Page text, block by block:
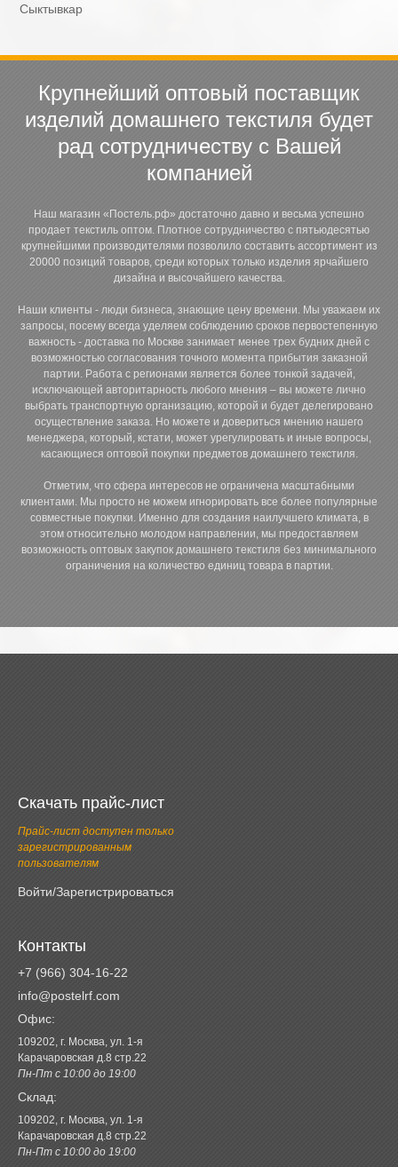
Сыктывкар
Крупнейший оптовый поставщик
изделий домашнего текстиля будет
рад сотрудничеству с Вашей
компанией
Наш магазин «Постель.рф» достаточно давно и весьма успешно
продает текстиль оптом. Плотное сотрудничество с пятьюдесятью
крупнейшими производителями позволило составить ассортимент из
20000 позиций товаров, среди которых только изделия ярчайшего
дизайна и высочайшего качества.
Наши клиенты - люди бизнеса, знающие цену времени. Мы уважаем их
запросы, посему всегда уделяем соблюдению сроков первостепенную
важность - доставка по Москве занимает менее трех будних дней с
возможностью согласования точного момента прибытия заказной
партии. Работа с регионами является более тонкой задачей,
исключающей авторитарность любого мнения – вы можете лично
выбрать транспортную организацию, которой и будет делегировано
осуществление заказа. Но можете и довериться мнению нашего
менеджера, который, кстати, может урегулировать и иные вопросы,
касающиеся оптовой покупки предметов домашнего текстиля.
Отметим, что сфера интересов не ограничена масштабными
клиентами. Мы просто не можем игнорировать все более популярные
совместные покупки. Именно для создания наилучшего климата, в
этом относительно молодом направлении, мы предоставляем
возможность оптовых закупок домашнего текстиля без минимального
ограничения на количество единиц товара в партии.
Скачать прайс-лист
Прайс-лист доступен только
зарегистрированным
пользователям
Войти/Зарегистрироваться
Контакты
+7 (966) 304-16-22
info@postelrf.com
Офис:
109202, г. Москва, ул. 1-я
Карачаровская д.8 стр.22
Пн-Пт с 10:00 до 19:00
Склад:
109202, г. Москва, ул. 1-я
Карачаровская д.8 стр.22
Пн-Пт с 10:00 до 19:00